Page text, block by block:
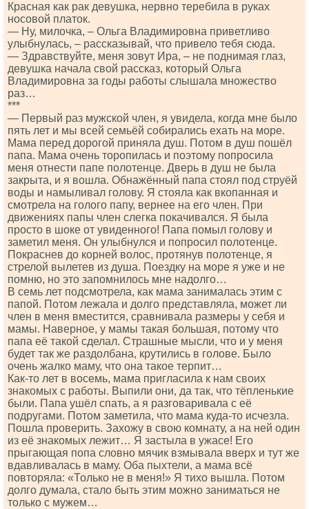
Красная как рак девушка, нервно теребила в руках
носовой платок.
— Ну, милочка, – Ольга Владимировна приветливо
улыбнулась, – рассказывай, что привело тебя сюда.
— Здравствуйте, меня зовут Ира, – не поднимая глаз,
девушка начала свой рассказ, который Ольга
Владимировна за годы работы слышала множество
раз…
***
— Первый раз мужской член, я увидела, когда мне было
пять лет и мы всей семьёй собирались ехать на море.
Мама перед дорогой приняла душ. Потом в душ пошёл
папа. Мама очень торопилась и поэтому попросила
меня отнести папе полотенце. Дверь в душ не была
закрыта, и я вошла. Обнажённый папа стоял под струёй
воды и намыливал голову. Я стояла как вкопанная и
смотрела на голого папу, вернее на его член. При
движениях папы член слегка покачивался. Я была
просто в шоке от увиденного! Папа помыл голову и
заметил меня. Он улыбнулся и попросил полотенце.
Покраснев до корней волос, протянув полотенце, я
стрелой вылетев из душа. Поездку на море я уже и не
помню, но это запомнилось мне надолго…
В семь лет подсмотрела, как мама занималась этим с
папой. Потом лежала и долго представляла, может ли
член в меня вместится, сравнивала размеры у себя и
мамы. Наверное, у мамы такая большая, потому что
папа её такой сделал. Страшные мысли, что и у меня
будет так же раздолбана, крутились в голове. Было
очень жалко маму, что она такое терпит…
Как-то лет в восемь, мама пригласила к нам своих
знакомых с работы. Выпили они, да так, что тёпленькие
были. Папа ушёл спать, а я разговаривала с её
подругами. Потом заметила, что мама куда-то исчезла.
Пошла проверить. Захожу в свою комнату, а на ней один
из её знакомых лежит… Я застыла в ужасе! Его
прыгающая попа словно мячик взмывала вверх и тут же
вдавливалась в маму. Оба пыхтели, а мама всё
повторяла: «Только не в меня!» Я тихо вышла. Потом
долго думала, стало быть этим можно заниматься не
только с мужем…